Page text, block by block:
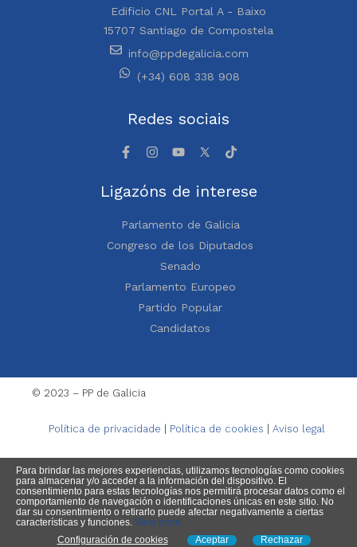
Edificio CNL Portal A - Baixo
15707 Santiago de Compostela
info@ppdegalicia.com
(+34) 608 338 908
Redes sociais
Ligazóns de interese
Parlamento de Galicia
Congreso de los Diputados
Senado
Parlamento Europeo
Partido Popular
Candidatos
© 2023 – PP de Galicia
Política de privacidade Política de cookies Aviso legal
Para brindar las mejores experiencias, utilizamos tecnologías como cookies
para almacenar y/o acceder a la información del dispositivo. El
consentimiento para estas tecnologías nos permitirá procesar datos como el
comportamiento de navegación o identificaciones únicas en este sitio. No
dar su consentimiento o retirarlo puede afectar negativamente a ciertas
características y funciones. View more
Configuración de cookies
Aceptar Rechazar